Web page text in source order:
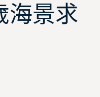
海景求